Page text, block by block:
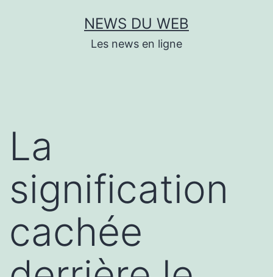
NEWS DU WEB
Les news en ligne
La
signification
cachée